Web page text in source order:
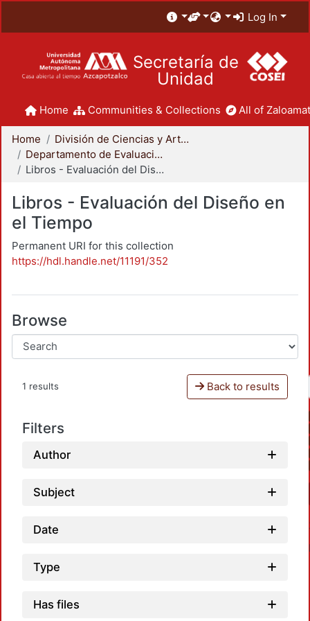
Log In
Secretaría de
Unidad
Home Communities & Collections All of
Home
División de Ciencias y Artes para el Diseño
Departamento de Evaluación del Diseño en el Tiempo
Libros - Evaluación del Diseño en el Tiempo
Libros - Evaluación del Diseño en
el Tiempo
Permanent URI for this collection
https://hdl.handle.net/11191/352
Browse
1 results Back to results
Filters
Author
Subject
Date
Type
Has files